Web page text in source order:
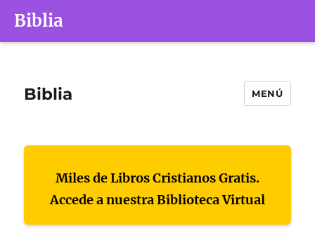
Biblia
Biblia MENÚ
Miles de Libros Cristianos Gratis.
Accede a nuestra Biblioteca Virtual